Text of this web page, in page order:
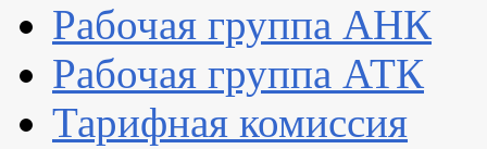
Рабочая группа АНК
Рабочая группа АТК
Тарифная комиссия